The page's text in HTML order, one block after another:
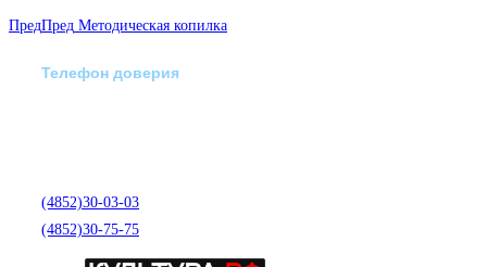
ПредПред Методическая копилка
Телефон доверия
(4852)30-03-03
(4852)30-75-75